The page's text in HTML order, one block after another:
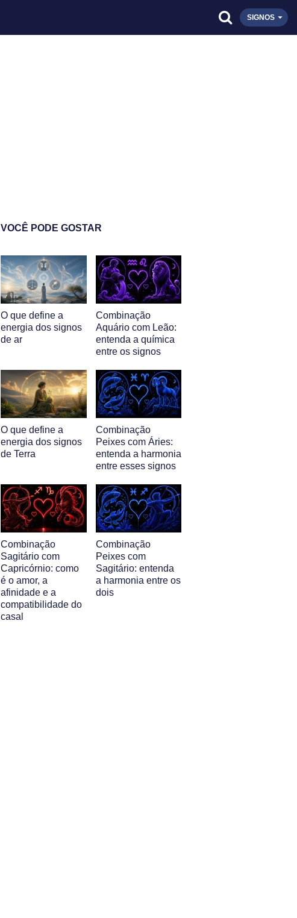
SIGNOS
VOCÊ PODE GOSTAR
O que define a
energia dos signos
de ar
Combinação
Aquário com Leão:
entenda a química
entre os signos
O que define a
energia dos signos
de Terra
Combinação
Peixes com Áries:
entenda a harmonia
entre esses signos
Combinação
Sagitário com
Capricórnio: como
é o amor, a
afinidade e a
compatibilidade do
casal
Combinação
Peixes com
Sagitário: entenda
a harmonia entre os
dois